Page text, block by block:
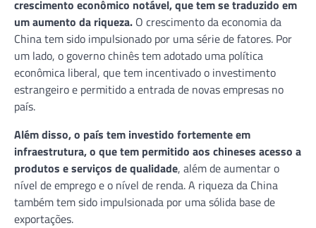
crescimento econômico notável, que tem se traduzido em
um aumento da riqueza. O crescimento da economia da
China tem sido impulsionado por uma série de fatores. Por
um lado, o governo chinês tem adotado uma política
econômica liberal, que tem incentivado o investimento
estrangeiro e permitido a entrada de novas empresas no
país.
Além disso, o país tem investido fortemente em
infraestrutura, o que tem permitido aos chineses acesso a
produtos e serviços de qualidade, além de aumentar o
nível de emprego e o nível de renda. A riqueza da China
também tem sido impulsionada por uma sólida base de
exportações.